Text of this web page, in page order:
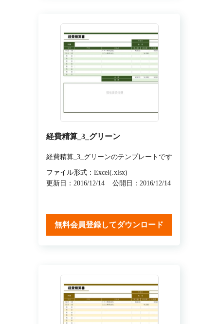
経費精算_3_グリーン
経費精算_3_グリーンのテンプレートです
ファイル形式：Excel(.xlsx)
更新日：2016/12/14
公開日：2016/12/14
無料会員登録してダウンロード